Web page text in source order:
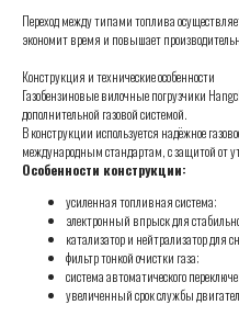
Переход между типами топлива
экономит время и повышает
Конструкция и технические особенности
Газобензиновые вилочные погрузчики
дополнительной газовой системой.
В конструкции используется надёжное
международным стандартам, с защитой от
Особенности конструкции:
усиленная топливная система;
электронный впрыск для
катализатор и нейтрализатор для
фильтр тонкой очистки газа;
система автоматического
увеличенный срок службы